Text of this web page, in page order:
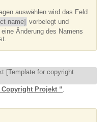
auswählen wird das Feld
name] vorbelegt und
Änderung des Namens
[Template for copyright
Projekt “.